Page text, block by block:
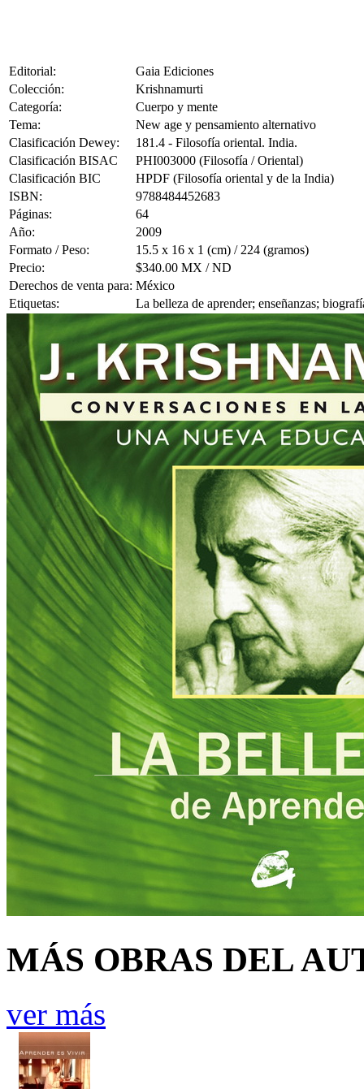
Editorial:
Gaia Ediciones
Colección:
Krishnamurti
Categoría:
Cuerpo y mente
Tema:
New age y pensamiento alternativo
Clasificación Dewey:
181.4 - Filosofía oriental. India.
Clasificación BISAC
PHI003000 (Filosofía / Oriental)
Clasificación BIC
HPDF (Filosofía oriental y de la India)
ISBN:
9788484452683
Páginas:
64
Año:
2009
Formato / Peso:
15.5 x 16 x 1 (cm) / 224 (gramos)
Precio:
$340.00 MX / ND
Derechos de venta para: México
Etiquetas:
La belleza de aprender; enseñanzas;
MÁS OBRAS DEL
ver más